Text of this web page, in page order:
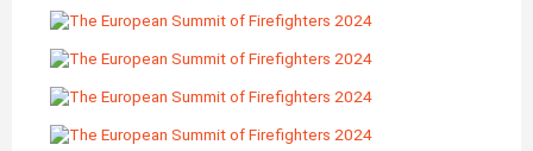
图
图
图
图